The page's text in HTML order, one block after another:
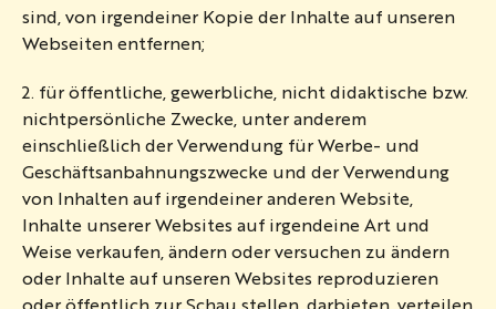
sind, von irgendeiner Kopie der Inhalte auf unseren
Webseiten entfernen;
2. für öffentliche, gewerbliche, nicht didaktische bzw.
nichtpersönliche Zwecke, unter anderem
einschließlich der Verwendung für Werbe- und
Geschäftsanbahnungszwecke und der Verwendung
von Inhalten auf irgendeiner anderen Website,
Inhalte unserer Websites auf irgendeine Art und
Weise verkaufen, ändern oder versuchen zu ändern
oder Inhalte auf unseren Websites reproduzieren
oder öffentlich zur Schau stellen, darbieten, verteilen